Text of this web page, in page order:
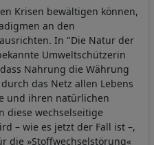
Krisen bewältigen können,
an den
In "Die Natur der
Umweltschützerin
Nahrung die Währung
das Netz allen Lebens
und ihren natürlichen
diese wechselseitige
– wie es jetzt der Fall ist –,
die »Stoffwechselstörung«